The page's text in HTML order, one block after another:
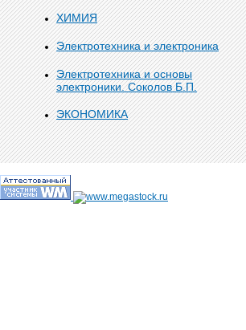
ХИМИЯ
Электротехника и электроника
Электротехника и основы
электроники. Соколов Б.П.
ЭКОНОМИКА